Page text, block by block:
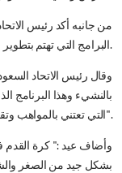
من جانبه أكد رئيس
البرامج التي تهتم بتطوير اللاعبين واكتشاف المواهب في كرة القدم.
وقال رئيس الاتحاد
بالنشيء وهذا البرنامج
التي تعتني بالمواهب وتقديمها مستقبلا للأندية لخدمة الكرة السعودية".
وأضاف عيد :" كرة القدم
بشكل جيد من الصغر